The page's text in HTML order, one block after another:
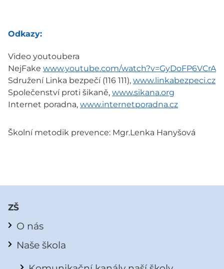
Odkazy:
Video youtoubera
NejFake www.youtube.com/watch?v=GyDoFP6VCrA
Sdružení Linka bezpečí (116 111), www.linkabezpeci.cz
Společenství proti šikaně, www.sikana.org
Internet poradna, www.internetporadna.cz
Školní metodik prevence: Mgr.Lenka Hanyšová
ZŠ
O nás
Naše škola